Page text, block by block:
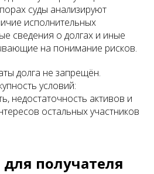
суды анализируют
исполнительных
сведения о долгах и иные
на понимание рисков.
долга не запрещён.
условий:
недостаточность активов и
остальных участников
получателя